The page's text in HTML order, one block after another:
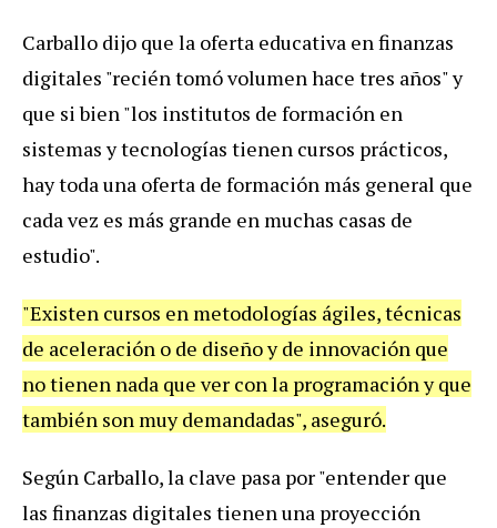
Carballo dijo que la oferta educativa en finanzas
digitales "recién tomó volumen hace tres años" y
que si bien "los institutos de formación en
sistemas y tecnologías tienen cursos prácticos,
hay toda una oferta de formación más general que
cada vez es más grande en muchas casas de
estudio".
"Existen cursos en metodologías ágiles, técnicas
de aceleración o de diseño y de innovación que
no tienen nada que ver con la programación y que
también son muy demandadas", aseguró.
Según Carballo, la clave pasa por "entender que
las finanzas digitales tienen una proyección